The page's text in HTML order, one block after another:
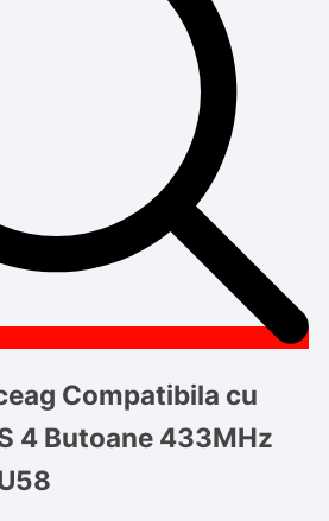
Compatibila cu
4 Butoane 433MHz